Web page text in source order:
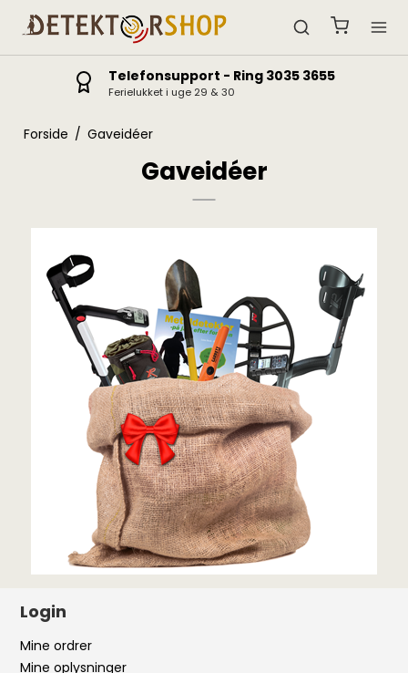
Telefonsupport - Ring 3035 3655
Ferielukket i uge 29 & 30
Forside / Gaveidéer
Gaveidéer
Login
Mine ordrer
Mine oplysninger